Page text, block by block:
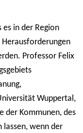
es in der Region
Professor Felix
Wuppertal,
der Kommunen, des
lassen, wenn der